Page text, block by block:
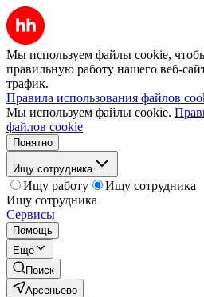
Мы используем файлы cookie,
правильную работу нашего веб-
трафик.
Правила использования файлов
Мы используем файлы cookie.
файлов cookie
Понятно
Ищу сотрудника
Ищу работу
Ищу сотрудника
Ищу сотрудника
Сервисы
Помощь
Ещё
Поиск
Арсеньево